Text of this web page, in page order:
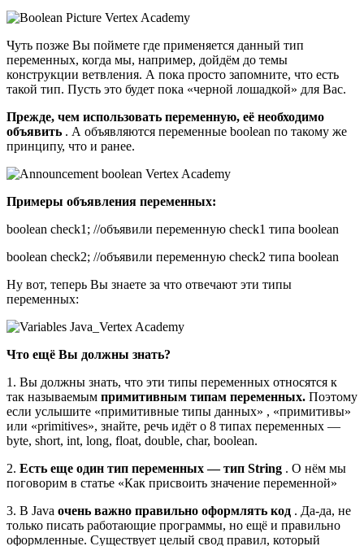
Чуть позже Вы поймете где применяется данный тип
переменных, когда мы, например, дойдём до темы
конструкции ветвления. А пока просто запомните, что есть
такой тип. Пусть это будет пока «черной лошадкой» для Вас.
Прежде, чем использовать переменную, её необходимо
объявить . А объявляются переменные boolean по такому же
принципу, что и ранее.
Примеры объявления переменных:
boolean check1; //объявили переменную check1 типа boolean
boolean check2; //объявили переменную check2 типа boolean
Ну вот, теперь Вы знаете за что отвечают эти типы
переменных:
Что ещё Вы должны знать?
1. Вы должны знать, что эти типы переменных относятся к
так называемым примитивным типам переменных. Поэтому
если услышите «примитивные типы данных» , «примитивы»
или «primitives», знайте, речь идёт о 8 типах переменных —
byte, short, int, long, float, double, char, boolean.
2. Есть еще один тип переменных — тип String . О нём мы
поговорим в статье «Как присвоить значение переменной»
3. В Java очень важно правильно оформлять код . Да-да, не
только писать работающие программы, но ещё и правильно
оформленные. Существует целый свод правил, который